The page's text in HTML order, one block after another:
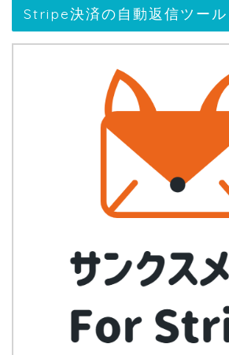
Stripe決済の自動返信ツール